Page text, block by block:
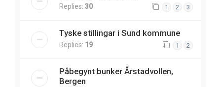
Replies: 30 1 2 3
Tyske stillingar i Sund kommune
Replies: 19 1 2
Påbegynt bunker Årstadvollen,
Bergen